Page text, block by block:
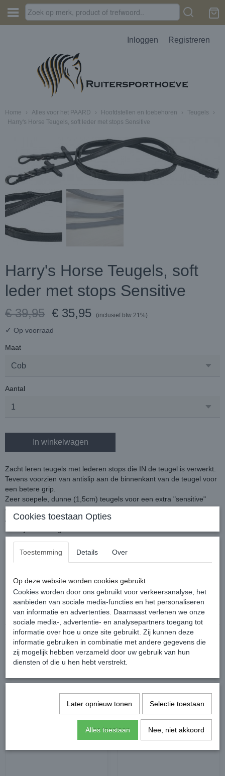
Inloggen Registreren
Home › Alles voor het PAARD › Hoofdstellen en toebehoren › Teugels
›
Harry's Horse Teugels, soft leder met stops Sensitive
Harry's Horse Teugels, soft
leder met stops Sensitive
€ 39,95 € 35,95 (inclusief btw 21%)
✓ Op voorraad
Maat
Aantal
In winkelwagen
Zacht leren teugels met lederen stops die IN de teugel is verwerkt.
Tevens voorzien van antislip aan de binnenkant van de teugel voor
een betere grip.
Zeer soepele, dunne (1,5cm) teugels voor een extra "sensitive"
contact.
Afstand tussen de stops: 11cm.
Maat: Cob (130cm) of Full (135cm)
Reacties
Cookies toestaan Opties
Toestemming Details Over
Op deze website worden cookies gebruikt
Cookies worden door ons gebruikt voor verkeersanalyse, het
aanbieden van sociale media-functies en het personaliseren
van informatie en advertenties. Daarnaast verlenen we onze
sociale media-, advertentie- en analysepartners toegang tot
informatie over hoe u onze site gebruikt. Zij kunnen deze
informatie gebruiken in combinatie met andere gegevens die
zij mogelijk hebben verzameld door uw gebruik van hun
diensten of die u hen hebt verstrekt.
Later opnieuw tonen Selectie toestaan
Alles toestaan Nee, niet akkoord